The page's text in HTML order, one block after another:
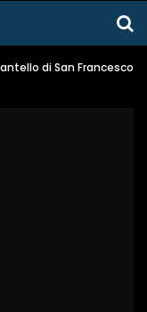
di San Francesco